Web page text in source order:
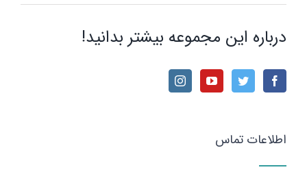
درباره این مجموعه بیشتر بدانید!
اطلاعات تماس